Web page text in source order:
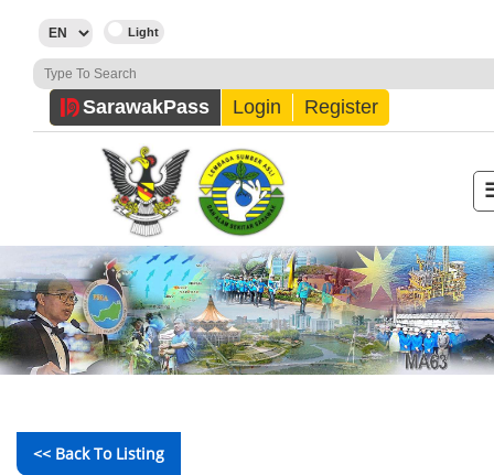
SarawakPass Login Register
<< Back To Listing